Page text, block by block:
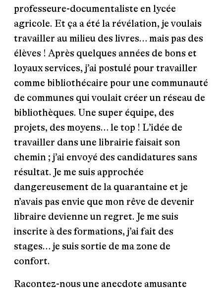
professeure-documentaliste en lycée
agricole. Et ça a été la révélation, je voulais
travailler au milieu des livres… mais pas des
élèves ! Après quelques années de bons et
loyaux services, j’ai postulé pour travailler
comme bibliothécaire pour une communauté
de communes qui voulait créer un réseau de
bibliothèques. Une super équipe, des
projets, des moyens… le top ! L’idée de
travailler dans une librairie faisait son
chemin ; j’ai envoyé des candidatures sans
résultat. Je me suis approchée
dangereusement de la quarantaine et je
n’avais pas envie que mon rêve de devenir
libraire devienne un regret. Je me suis
inscrite à des formations, j’ai fait des
stages… je suis sortie de ma zone de
confort.
Racontez-nous une anecdote amusante